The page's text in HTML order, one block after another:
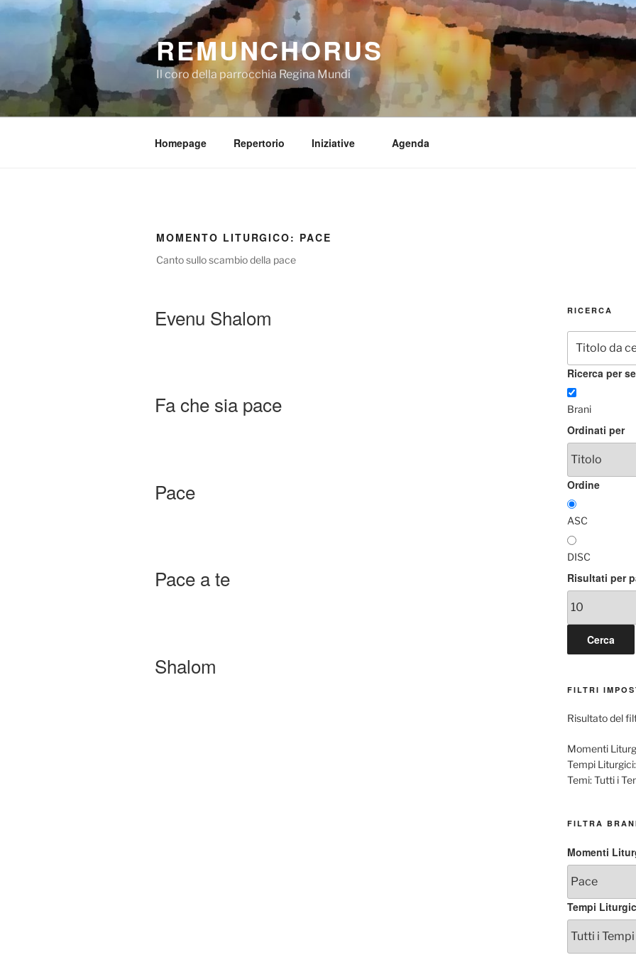
Salta
contenuto
REMUNCHORUS
Il coro della parrocchia Regina Mundi
Homepage Repertorio Iniziative Agenda
MOMENTO LITURGICO: PACE
Canto sullo scambio della pace
Evenu Shalom
Fa che sia pace
Pace
Pace a te
Shalom
RICERCA
Ricerca per
Brani
Ordinati per
Ordine
ASC
DISC
Risultati per
FILTRI
Risultato del
Momenti
Tempi Liturgici:
Temi: Tutti i
FILTRA
Momenti
Tempi